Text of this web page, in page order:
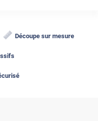
Découpe sur mesure